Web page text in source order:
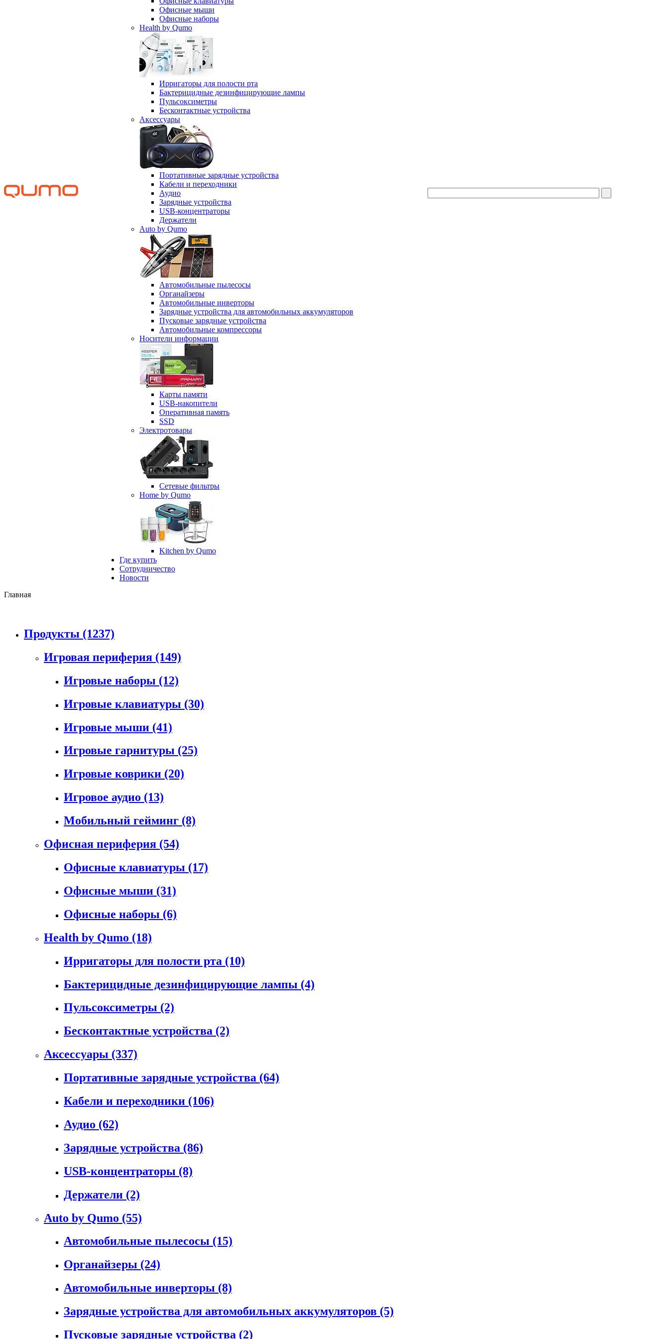
Офисные мыши
Офисные наборы
Health by Qumo
Ирригаторы для полости рта
Бактерицидные дезинфицирующие лампы
Пульсоксиметры
Бесконтактные устройства
Аксессуары
Портативные зарядные устройства
Кабели и переходники
Аудио
Зарядные устройства
USB-концентраторы
Держатели
Auto by Qumo
Автомобильные пылесосы
Органайзеры
Автомобильные инверторы
Зарядные устройства для автомобильных аккумуляторов
Пусковые зарядные устройства
Автомобильные компрессоры
Носители информации
Карты памяти
USB-накопители
Оперативная память
SSD
Электротовары
Сетевые фильтры
Home by Qumo
Kitchen by Qumo
Где купить
Сотрудничество
Новости
Главная
Продукты (1237)
Игровая периферия (149)
Игровые наборы (12)
Игровые клавиатуры (30)
Игровые мыши (41)
Игровые гарнитуры (25)
Игровые коврики (20)
Игровое аудио (13)
Мобильный гейминг (8)
Офисная периферия (54)
Офисные клавиатуры (17)
Офисные мыши (31)
Офисные наборы (6)
Health by Qumo (18)
Ирригаторы для полости рта (10)
Бактерицидные дезинфицирующие лампы (4)
Пульсоксиметры (2)
Бесконтактные устройства (2)
Аксессуары (337)
Портативные зарядные устройства (64)
Кабели и переходники (106)
Аудио (62)
Зарядные устройства (86)
USB-концентраторы (8)
Держатели (2)
Auto by Qumo (55)
Автомобильные пылесосы (15)
Органайзеры (24)
Автомобильные инверторы (8)
Зарядные устройства для автомобильных аккумуляторов (5)
Пусковые зарядные устройства (2)